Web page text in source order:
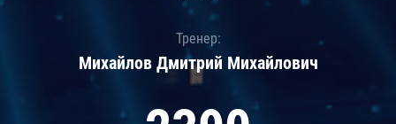
Тренер:
Михайлов Дмитрий Михайлович